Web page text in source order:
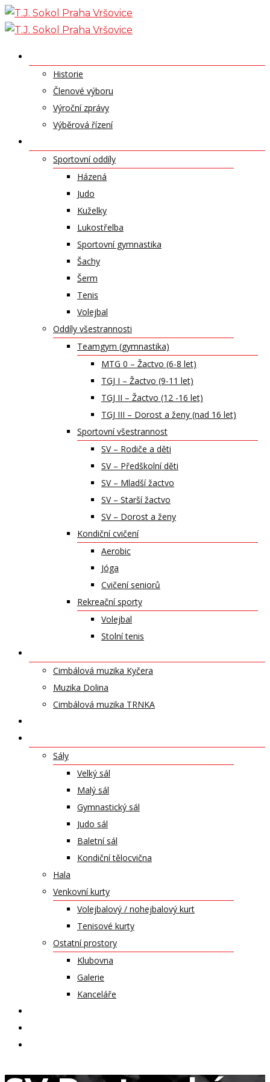
Skip
to
Historie
Členové výboru
Výroční zprávy
Výběrová řízení
Sportovní oddíly
Házená
Judo
Kuželky
Lukostřelba
Sportovní gymnastika
Šachy
Šerm
Tenis
Volejbal
Oddíly všestrannosti
Teamgym (gymnastika)
MTG 0 – Žactvo (6-8 let)
TGJ I – Žactvo (9-11 let)
TGJ II – Žactvo (12 -16 let)
TGJ III – Dorost a ženy (nad 16 let)
Sportovní všestrannost
SV – Rodiče a děti
SV – Předškolní děti
SV – Mladší žactvo
SV – Starší žactvo
SV – Dorost a ženy
Kondiční cvičení
Aerobic
Jóga
Cvičení seniorů
Rekreační sporty
Volejbal
Stolní tenis
Cimbálová muzika Kyčera
Muzika Dolina
Cimbálová muzika TRNKA
Sály
Velký sál
Malý sál
Gymnastický sál
Judo sál
Baletní sál
Kondiční tělocvična
Hala
Venkovní kurty
Volejbalový / nohejbalový kurt
Tenisové kurty
Ostatní prostory
Klubovna
Galerie
Kanceláře